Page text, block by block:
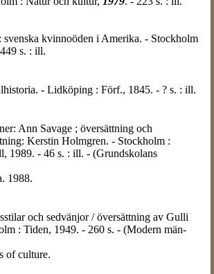
kvinnoöden i Amerika. - Stockholm
s. : ill.
- Lidköping : Förf., 1845. - ? s. : ill.
Ann Savage ; översättning och
Kerstin Holmgren. - Stockholm :
1989. - 46 s. : ill. - (Grundskolans
1988.
och sedvänjor / översättning av Gulli
: Tiden, 1949. - 260 s. - (Modern män-
of culture.